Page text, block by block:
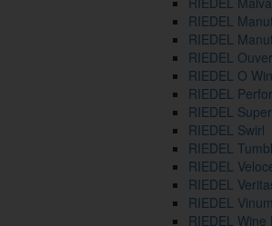
RIEDEL
RIEDEL
RIEDEL
RIEDEL O
RIEDEL
RIEDEL
RIEDEL Swirl
RIEDEL
RIEDEL
RIEDEL
RIEDEL Vinum
RIEDEL Wine